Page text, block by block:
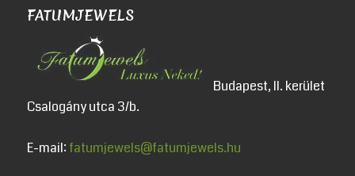
FATUMJEWELS
Budapest, II. kerület
Csalogány utca 3/b.
E-mail: fatumjewels@fatumjewels.hu